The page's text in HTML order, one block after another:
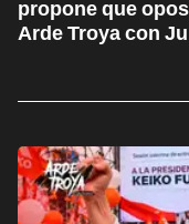
propone que
Arde Troya con